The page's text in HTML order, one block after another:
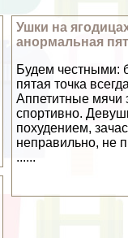
Ушки на
анормальная
Будем честными:
пятая точка
Аппетитные мячи
спортивно.
похудением,
неправильно, не
......